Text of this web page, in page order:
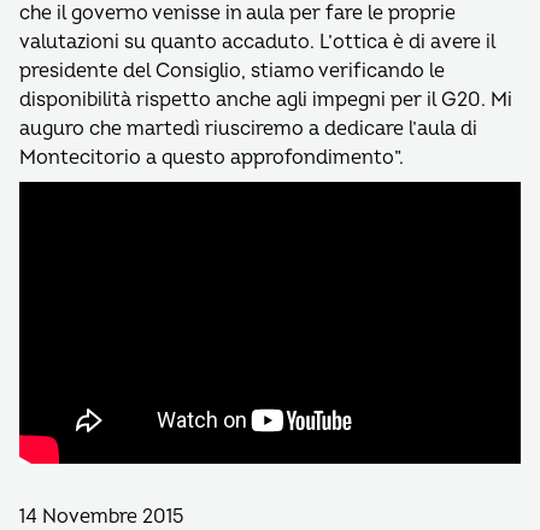
che il governo venisse in aula per fare le proprie
valutazioni su quanto accaduto. L’ottica è di avere il
presidente del Consiglio, stiamo verificando le
disponibilità rispetto anche agli impegni per il G20. Mi
auguro che martedì riusciremo a dedicare l’aula di
Montecitorio a questo approfondimento”.
14 Novembre 2015